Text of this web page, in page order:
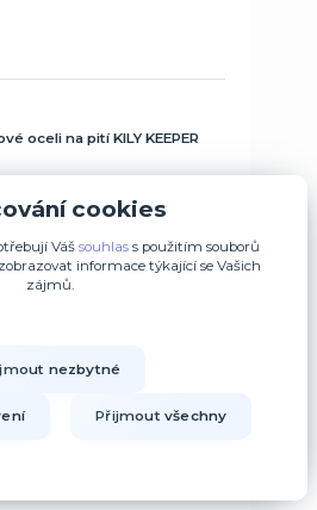
oceli na pití KILY KEEPER
242 Kč
Přidat do košíku
cookies
Váš souhlass použitím souborů
informace týkající se Vašich
zájmů.
nezbytné
Přijmout všechny